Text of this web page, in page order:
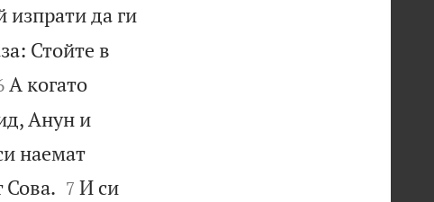
да ги
Стойте в
А когато
Анун и
наемат
Сова.
7 И си